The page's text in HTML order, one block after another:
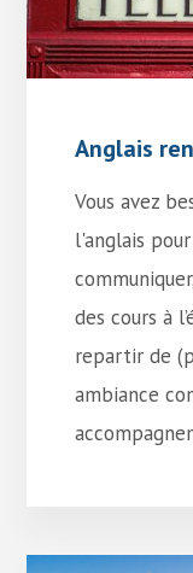
Anglais
Vous avez
l'anglais
des cours à
repartir de
ambiance